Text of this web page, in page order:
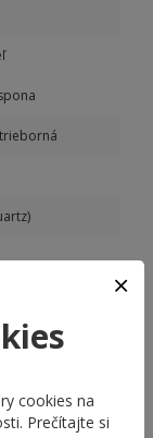
cookies na
Prečítajte si